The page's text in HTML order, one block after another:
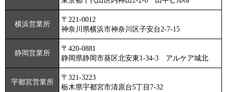
横浜営業所
〒221-0012
神奈川県横浜市神奈川区子安台2-7-15
静岡営業所
〒420-0881
静岡県静岡市葵区北安東1-34-3 アルケア城北
宇都宮営業所
〒321-3223
栃木県宇都宮市清原台5丁目7-32